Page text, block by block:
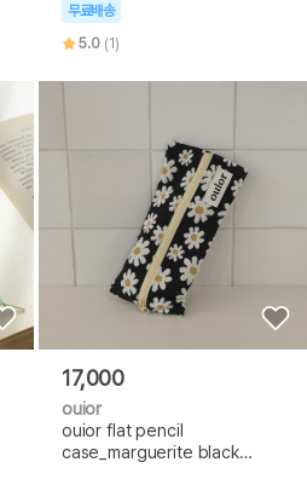
무료배송
5.0 (1)
17,000
ouior
ouior flat pencil
case_marguerite black